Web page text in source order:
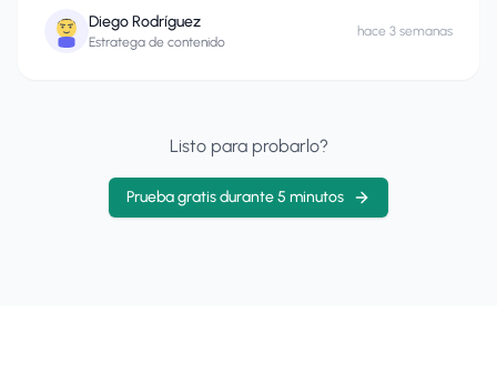
Diego Rodríguez
Estratega de contenido
hace 3 semanas
Listo para probarlo?
Prueba gratis durante 5 minutos